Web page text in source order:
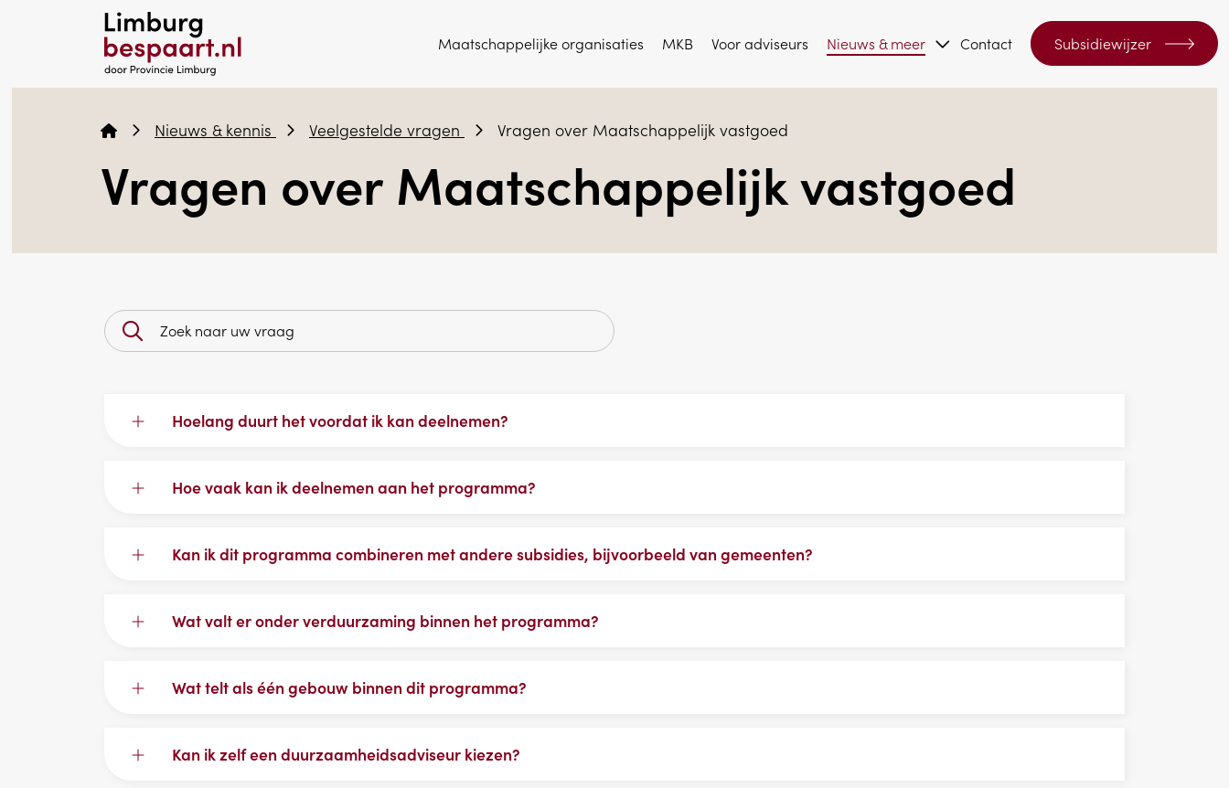
Maatschappelijke organisaties MKB Voor adviseurs Nieuws & meer Contact Subsidiewijzer
Nieuws & kennis Veelgestelde vragen Vragen over Maatschappelijk vastgoed
Vragen over Maatschappelijk vastgoed
Hoelang duurt het voordat ik kan deelnemen?
Hoe vaak kan ik deelnemen aan het programma?
Kan ik dit programma combineren met andere subsidies, bijvoorbeeld van gemeenten?
Wat valt er onder verduurzaming binnen het programma?
Wat telt als één gebouw binnen dit programma?
Kan ik zelf een duurzaamheidsadviseur kiezen?